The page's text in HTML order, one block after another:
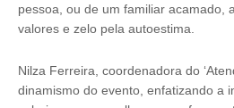
pessoa, ou de um familiar acamado,
valores e zelo pela autoestima.
Nilza Ferreira, coordenadora do
dinamismo do evento, enfatizando a